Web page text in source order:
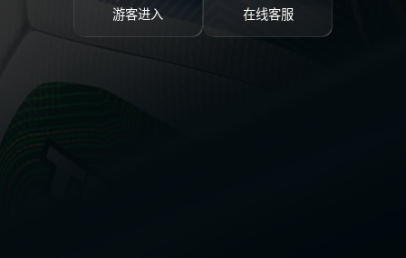
游客进入 在线客服